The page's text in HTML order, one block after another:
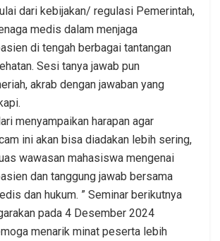
dari kebijakan/ regulasi Pemerintah,
medis dalam menjaga
di tengah berbagai tantangan
Sesi tanya jawab pun
akrab dengan jawaban yang
menyampaikan harapan agar
ini akan bisa diadakan lebih sering,
wawasan mahasiswa mengenai
dan tanggung jawab bersama
dan hukum. ” Seminar berikutnya
pada 4 Desember 2024
menarik minat peserta lebih